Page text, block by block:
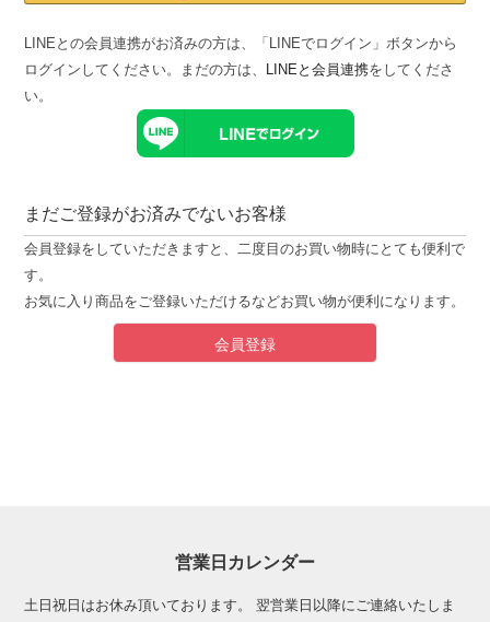
LINEとの会員連携がお済みの方は、「LINEでログイン」ボタンから
ログインしてください。まだの方は、 LINEと会員連携をしてくださ
い。
まだご登録がお済みでないお客様
会員登録をしていただきますと、二度目のお買い物時にとても便利で
す。
お気に入り商品をご登録いただけるなどお買い物が便利になります。
会員登録
営業日カレンダー
土日祝日はお休み頂いております。 翌営業日以降にご連絡いたしま